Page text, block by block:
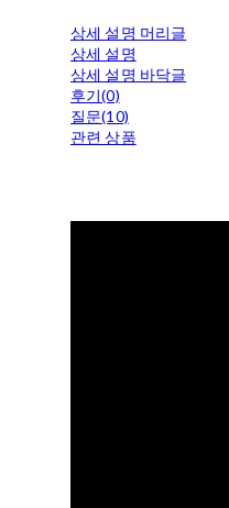
상세 설명 머리글
상세 설명
상세 설명 바닥글
후기(0)
질문(10)
관련 상품